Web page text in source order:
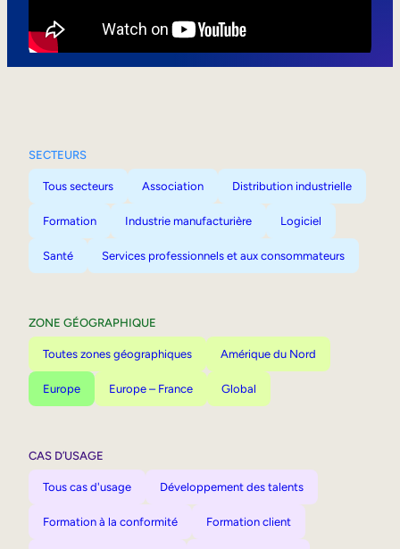
SECTEURS
Tous secteurs Association Distribution industrielle
Formation Industrie manufacturière Logiciel
Santé Services professionnels et aux consommateurs
ZONE GÉOGRAPHIQUE
Toutes zones géographiques Amérique du Nord
Europe Europe – France Global
CAS D’USAGE
Tous cas d'usage Développement des talents
Formation à la conformité Formation client